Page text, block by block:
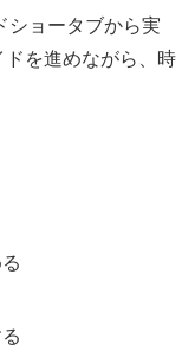
ショータブから実
を進めながら、時